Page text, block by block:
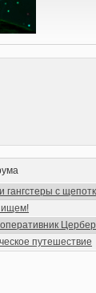
гангстеры с
ищем!
путешествие